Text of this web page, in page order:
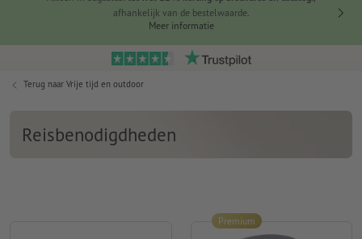
afhankelijk van de bestelwaarde.
Meer informatie
Terug naar Vrije tijd en outdoor
Reisbenodigdheden
Premium